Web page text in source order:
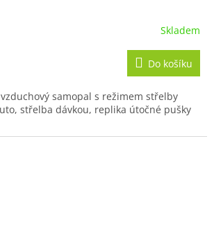
Skladem
Do košíku
vzduchový samopal s režimem střelby
střelba dávkou, replika útočné pušky